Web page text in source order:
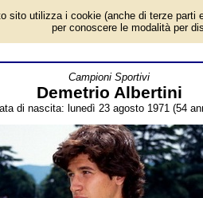
- età - Almanacco
qual è la data di nascita, età, dove è
sportivo. Breve biografia. Voce
Campioni Sportivi
Demetrio Albertini
di nascita: lunedì 23 agosto 1971 (54
sito utilizza i cookie (anche di terze parti
per conoscere le modalità per